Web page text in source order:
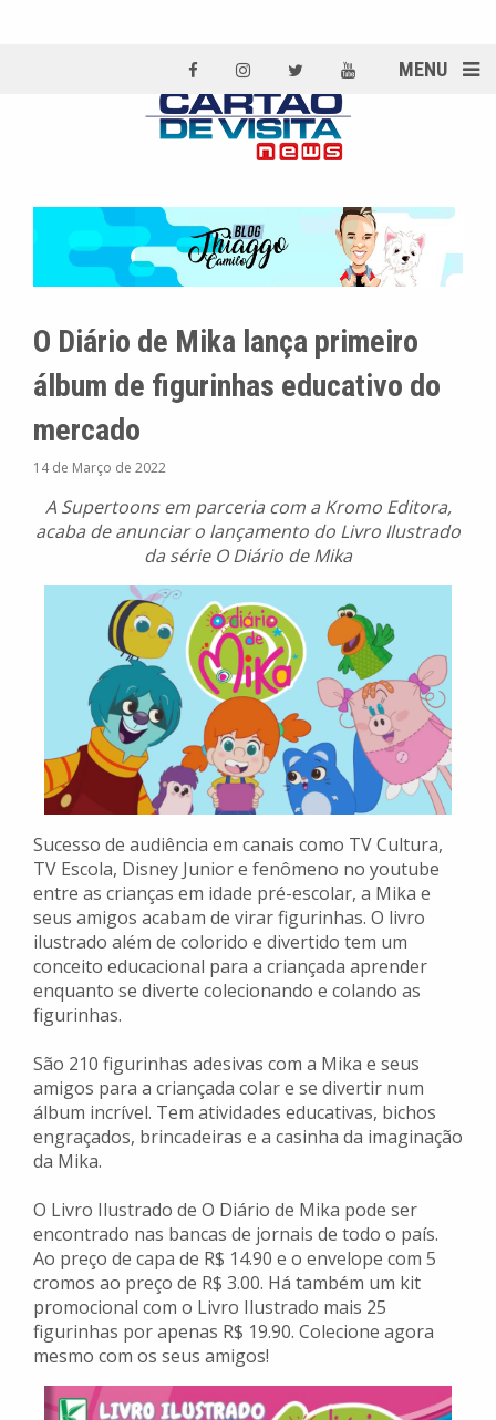
MENU
O Diário de Mika lança primeiro
álbum de figurinhas educativo do
mercado
14 de Março de 2022
A Supertoons em parceria com a Kromo Editora,
acaba de anunciar o lançamento do Livro Ilustrado
da série O Diário de Mika
Sucesso de audiência em canais como TV Cultura,
TV Escola, Disney Junior e fenômeno no youtube
entre as crianças em idade pré-escolar, a Mika e
seus amigos acabam de virar figurinhas. O livro
ilustrado além de colorido e divertido tem um
conceito educacional para a criançada aprender
enquanto se diverte colecionando e colando as
figurinhas.
São 210 figurinhas adesivas com a Mika e seus
amigos para a criançada colar e se divertir num
álbum incrível. Tem atividades educativas, bichos
engraçados, brincadeiras e a casinha da imaginação
da Mika.
O Livro Ilustrado de O Diário de Mika pode ser
encontrado nas bancas de jornais de todo o país.
Ao preço de capa de R$ 14.90 e o envelope com 5
cromos ao preço de R$ 3.00. Há também um kit
promocional com o Livro Ilustrado mais 25
figurinhas por apenas R$ 19.90. Colecione agora
mesmo com os seus amigos!